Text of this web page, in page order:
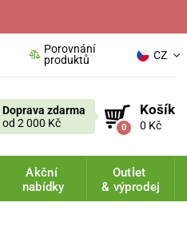
Porovnání
produktů
CZ
Doprava zdarma
od 2 000 Kč
0
Košík
0 Kč
Akční
nabídky
Outlet
& výprodej